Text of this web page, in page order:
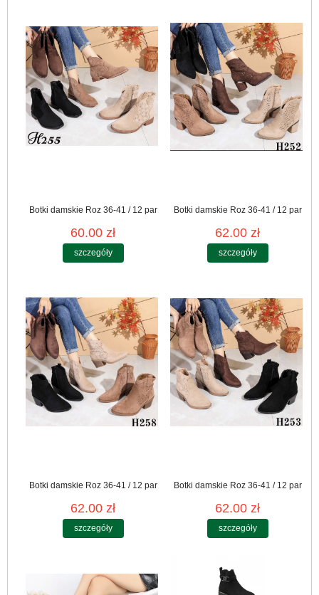
Botki damskie Roz 36-41 / 12 par
60.00 zł
szczegóły
Botki damskie Roz 36-41 / 12 par
62.00 zł
szczegóły
Botki damskie Roz 36-41 / 12 par
62.00 zł
szczegóły
Botki damskie Roz 36-41 / 12 par
62.00 zł
szczegóły